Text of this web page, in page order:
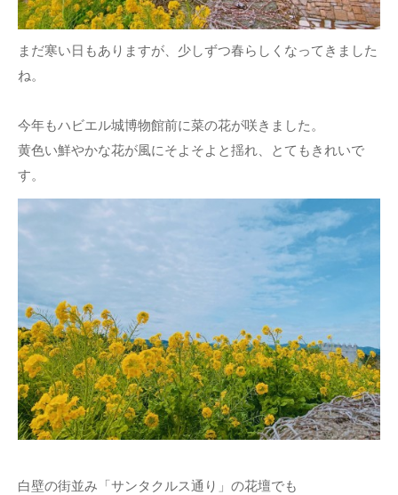
まだ寒い日もありますが、少しずつ春らしくなってきました
ね。
今年もハビエル城博物館前に菜の花が咲きました。
黄色い鮮やかな花が風にそよそよと揺れ、とてもきれいで
す。
白壁の街並み「サンタクルス通り」の花壇でも